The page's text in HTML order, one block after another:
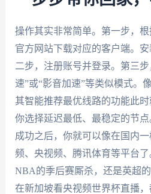
操作其实非常简单。第一步，
官方网站下载对应的客户端。
二步，注册账号并登录。第三
速”或“影音加速”等类似模式。像
其智能推荐最优线路的功能此
你选择延迟最低、最稳定的节点
成功之后，你就可以像在国内
频、央视频、腾讯体育等平台
NBA的季后赛厮杀，还是英超
在新加坡看央视频世界杯直播